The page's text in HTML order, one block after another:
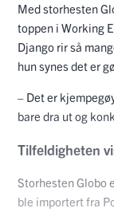
Med storhesten
toppen i Working
Django rir så
hun synes det er
– Det er
bare dra ut og
Tilfeldigheten
Storhesten Globo
ble importert fra